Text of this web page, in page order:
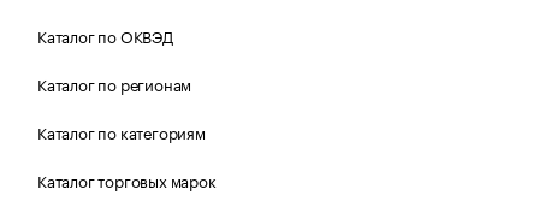
Каталог по ОКВЭД
Каталог по регионам
Каталог по категориям
Каталог торговых марок